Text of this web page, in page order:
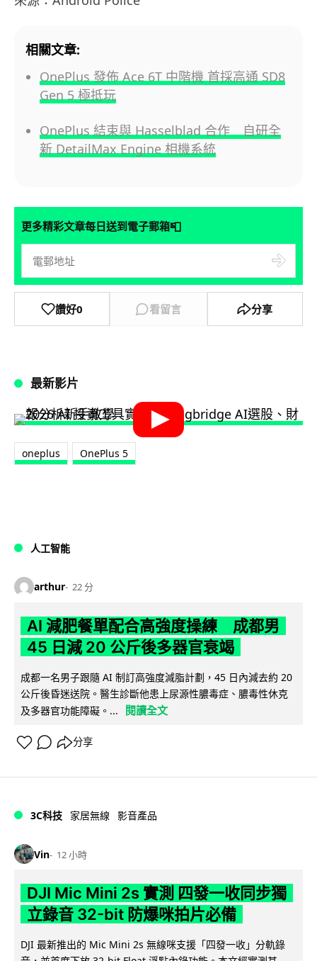
相關文章:
OnePlus 發佈 Ace 6T 中階機 首採高通 SD8
Gen 5 極抵玩
OnePlus 結束與 Hasselblad 合作 自研全
新 DetailMax Engine 相機系統
更多精彩文章每日送到電子郵箱📮
讚好0 看留言 分享
最新影片
oneplus OnePlus 5
人工智能
arthur 22 分
AI 減肥餐單配合高強度操練 成都男
45 日減 20 公斤後多器官衰竭
成都一名男子跟隨 AI 制訂高強度減脂計劃，45 日內減去約 20
公斤後昏迷送院。醫生診斷他患上尿源性膿毒症、膿毒性休克
及多器官功能障礙。...
閱讀全文
分享
3C科技 家居無線 影音產品
Vin 12 小時
DJI Mic Mini 2s 實測 四發一收同步獨
立錄音 32-bit 防爆咪拍片必備
DJI 最新推出的 Mic Mini 2s 無線咪支援「四發一收」分軌錄